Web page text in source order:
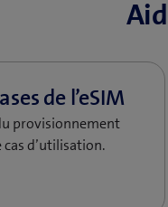
provisionnement
cas d’utilisation.